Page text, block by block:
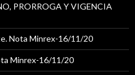
PRORROGA Y VIGENCIA
Nota Minrex-16/11/20
Minrex-16/11/20